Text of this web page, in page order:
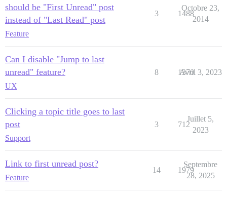
should be "First Unread" post
instead of "Last Read" post
Feature
3 1488
Octobre 23,
2014
Can I disable "Jump to last
unread" feature?
UX
8 1370
Avril 3, 2023
Clicking a topic title goes to last
post
Support
3 712
Juillet 5,
2023
Link to first unread post?
Feature
14 1979
Septembre
28, 2025